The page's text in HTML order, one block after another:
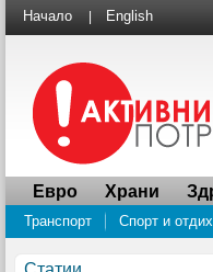
Начало English
Евро Храни
Транспорт Спорт и отдих